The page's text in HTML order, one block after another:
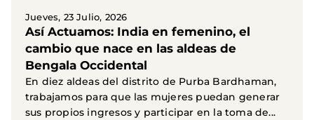
Jueves, 23 Julio, 2026
Así Actuamos: India en femenino, el
cambio que nace en las aldeas de
Bengala Occidental
En diez aldeas del distrito de Purba Bardhaman,
trabajamos para que las mujeres puedan generar
sus propios ingresos y participar en la toma de...